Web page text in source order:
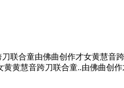
联合童由佛曲创作才女黄慧音
黄慧音跨刀联合童..由佛曲创作